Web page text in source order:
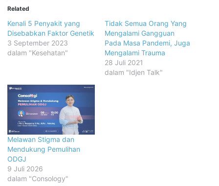
Related
Kenali 5 Penyakit yang
Disebabkan Faktor Genetik
3 September 2023
dalam "Kesehatan"
Tidak Semua Orang Yang
Mengalami Gangguan
Pada Masa Pandemi, Juga
Mengalami Trauma
28 Juli 2021
dalam "Idjen Talk"
Melawan Stigma dan
Mendukung Pemulihan
ODGJ
9 Juli 2026
dalam "Consology"